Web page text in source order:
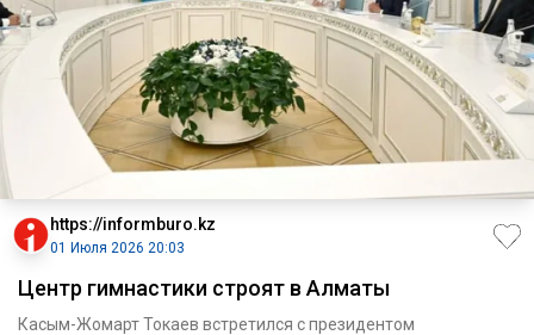
https://informburo.kz
01 Июля 2026 20:03
Центр гимнастики строят в Алматы
Касым-Жомарт Токаев встретился с президентом